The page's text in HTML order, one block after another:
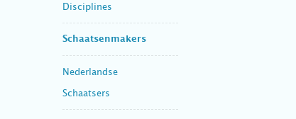
Disciplines
Schaatsenmakers
Nederlandse
Schaatsers